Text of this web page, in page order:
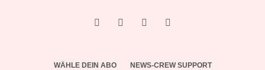
WÄHLE DEIN ABO NEWS-CREW SUPPORT